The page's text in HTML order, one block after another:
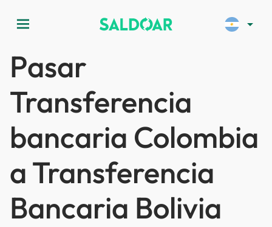
menu arrow_drop_down
Pasar
Transferencia
bancaria Colombia
a Transferencia
Bancaria Bolivia